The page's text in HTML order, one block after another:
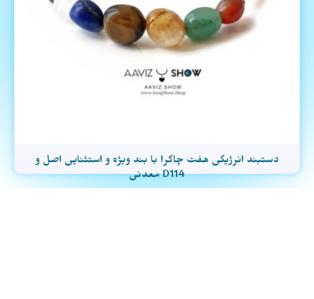
دستبند انرژیکی هفت چاکرا با بند ویژه و استثنایی اصل و
معدنی D114